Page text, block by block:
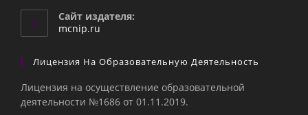
Сайт издателя:
mcnip.ru
Лицензия На Образовательную Деятельность
Лицензия на осуществление образовательной
деятельности №1686 от 01.11.2019.